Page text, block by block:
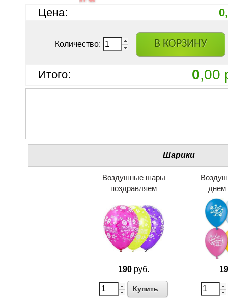
Цена:
Количество: В КОРЗИНУ
Итого: 0,00
Шарики
Воздушные шары
поздравляем
190 руб.
Купить
днем